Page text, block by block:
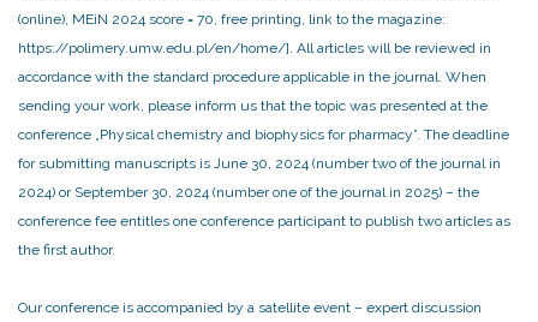
(online), MEiN 2024 score = 70, free printing, link to the magazine:
https://polimery.umw.edu.pl/en/home/]. All articles will be reviewed in
accordance with the standard procedure applicable in the journal. When
sending your work, please inform us that the topic was presented at the
conference „Physical chemistry and biophysics for pharmacy”. The deadline
for submitting manuscripts is June 30, 2024 (number two of the journal in
2024) or September 30, 2024 (number one of the journal in 2025) – the
conference fee entitles one conference participant to publish two articles as
the first author.
Our conference is accompanied by a satellite event – expert discussion